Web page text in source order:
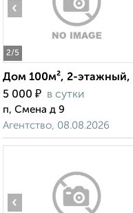
2/5
‹
Дом 100м², 2-этажный,
5 000 ₽ в сутки
п, Смена д 9
Агентство, 08.08.2026
‹